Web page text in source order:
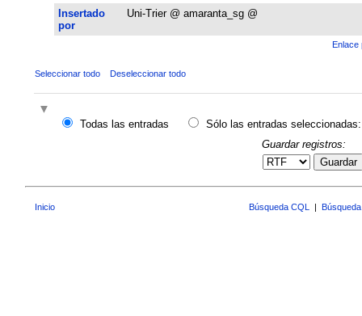
Insertado
por
Uni-Trier @ amaranta_sg @
Enlace
Seleccionar todo Deseleccionar todo
Todas las entradas
Sólo las entradas seleccionadas:
Guardar registros:
Guardar
Inicio Búsqueda CQL